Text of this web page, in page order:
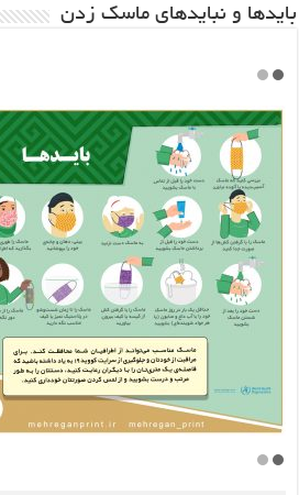
باید‌ها و نبایدهای ماسک زدن